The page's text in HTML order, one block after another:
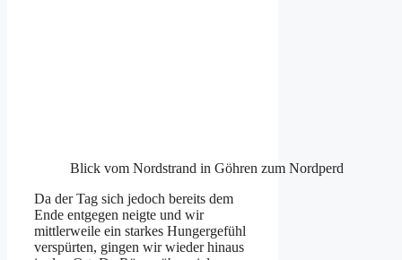
Blick vom Nordstrand in Göhren zum Nordperd
Da der Tag sich jedoch bereits dem
Ende entgegen neigte und wir
mittlerweile ein starkes Hungergefühl
verspürten, gingen wir wieder hinaus